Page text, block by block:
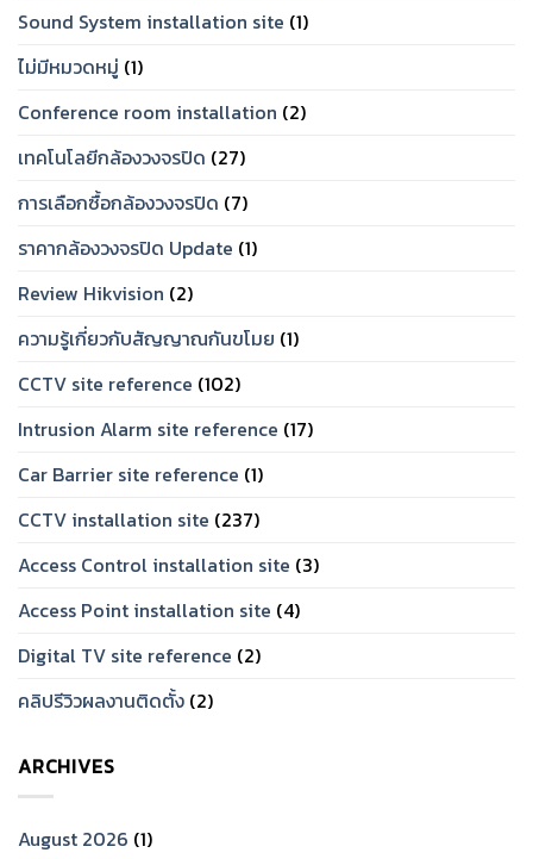
Sound System installation site (1)
ไม่มีหมวดหมู่ (1)
Conference room installation (2)
เทคโนโลยีกล้องวงจรปิด (27)
การเลือกซื้อกล้องวงจรปิด (7)
ราคากล้องวงจรปิด Update (1)
Review Hikvision (2)
ความรู้เกี่ยวกับสัญญาณกันขโมย (1)
CCTV site reference (102)
Intrusion Alarm site reference (17)
Car Barrier site reference (1)
CCTV installation site (237)
Access Control installation site (3)
Access Point installation site (4)
Digital TV site reference (2)
คลิปรีวิวผลงานติดตั้ง (2)
ARCHIVES
August 2026 (1)